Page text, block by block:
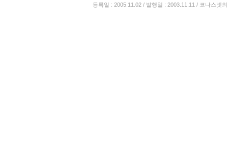
등록일 : 2005.11.02 / 발행일 : 2003.11.11 / 코나스넷